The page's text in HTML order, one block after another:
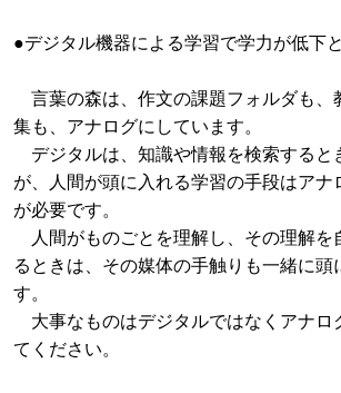
●デジタル機器による学習で学力が低下
言葉の森は、作文の課題フォルダも、
集も、アナログにしています。
デジタルは、知識や情報を検索すると
が、人間が頭に入れる学習の手段はアナ
が必要です。
人間がものごとを理解し、その理解を
るときは、その媒体の手触りも一緒に頭
す。
大事なものはデジタルではなくアナロ
てください。